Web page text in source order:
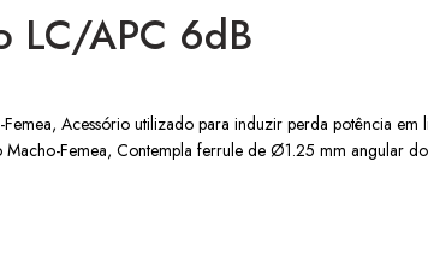
LC/APC 6dB
Acessório utilizado para induzir perda potência em
Femea, Contempla ferrule de Ø1.25 mm angular